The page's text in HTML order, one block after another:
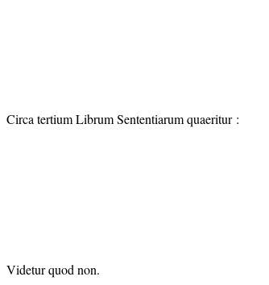
Circa tertium Librum Sententiarum quaeritur :
Videtur quod non.